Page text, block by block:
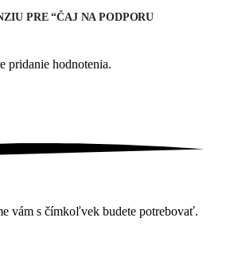
PRE “ČAJ NA PODPORU
pridanie hodnotenia.
vám s čímkoľvek budete potrebovať.